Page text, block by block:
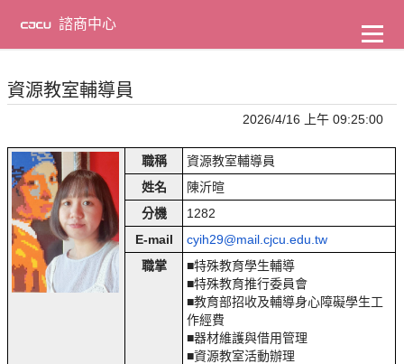
主
容
諮商中心
資源教室輔導員
2026/4/16 上午 09:25:00
職稱
資源教室輔導員
姓名
陳沂暄
分機
1282
E-mail
cyih29@mail.cjcu.edu.tw
職掌
■特殊教育學生輔導
■特殊教育推行委員會
■教育部招收及輔導身心障礙學生工
作經費
■器材維護與借用管理
■資源教室活動辦理